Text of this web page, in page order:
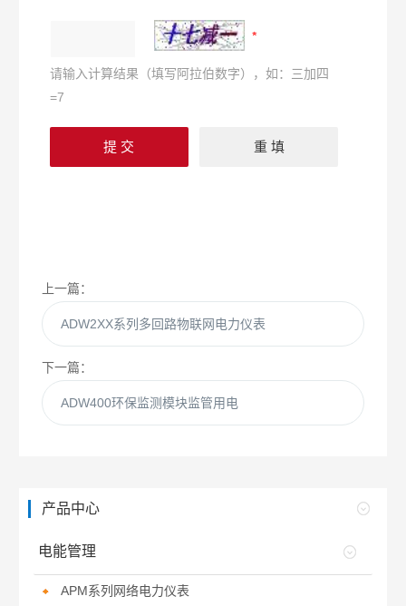
请输入计算结果（填写阿拉伯数字），如：三加四
=7
上一篇：
ADW2XX系列多回路物联网电力仪表
下一篇：
ADW400环保监测模块监管用电
产品中心
电能管理
APM系列网络电力仪表